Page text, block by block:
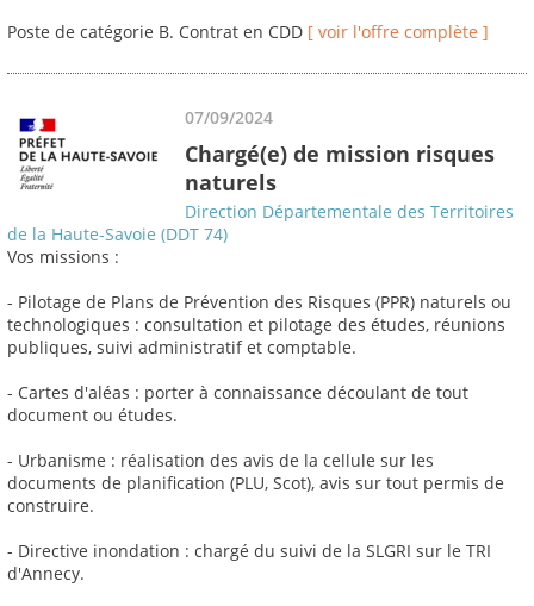
Poste de catégorie B. Contrat en CDD [ voir l'offre complète ]
07/09/2024
Chargé(e) de mission risques
naturels
Direction Départementale des Territoires
de la Haute-Savoie (DDT 74)
Vos missions :
- Pilotage de Plans de Prévention des Risques (PPR) naturels ou
technologiques : consultation et pilotage des études, réunions
publiques, suivi administratif et comptable.
- Cartes d'aléas : porter à connaissance découlant de tout
document ou études.
- Urbanisme : réalisation des avis de la cellule sur les
documents de planification (PLU, Scot), avis sur tout permis de
construire.
- Directive inondation : chargé du suivi de la SLGRI sur le TRI
d'Annecy.